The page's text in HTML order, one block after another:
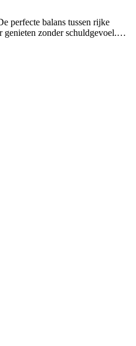
perfecte balans tussen rijke
genieten zonder schuldgevoel.…